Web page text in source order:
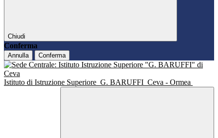
Chiudi
Conferma
Annulla Conferma
Istituto di Istruzione Superiore G. BARUFFI Ceva - Ormea